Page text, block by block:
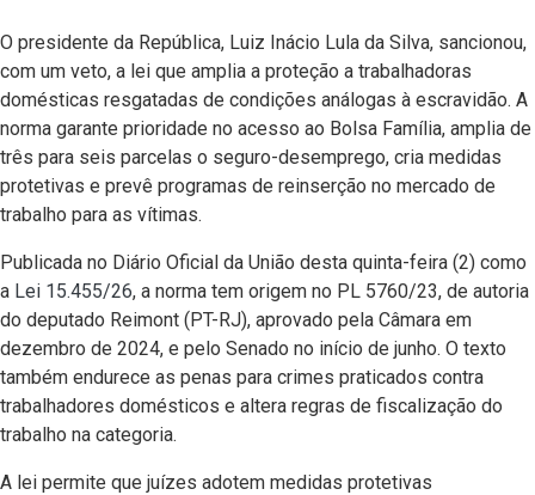
O presidente da República, Luiz Inácio Lula da Silva, sancionou,
com um veto, a lei que amplia a proteção a trabalhadoras
domésticas resgatadas de condições análogas à escravidão. A
norma garante prioridade no acesso ao Bolsa Família, amplia de
três para seis parcelas o seguro-desemprego, cria medidas
protetivas e prevê programas de reinserção no mercado de
trabalho para as vítimas.
Publicada no Diário Oficial da União desta quinta-feira (2) como
a Lei 15.455/26, a norma tem origem no PL 5760/23, de autoria
do deputado Reimont (PT-RJ), aprovado pela Câmara em
dezembro de 2024, e pelo Senado no início de junho. O texto
também endurece as penas para crimes praticados contra
trabalhadores domésticos e altera regras de fiscalização do
trabalho na categoria.
A lei permite que juízes adotem medidas protetivas